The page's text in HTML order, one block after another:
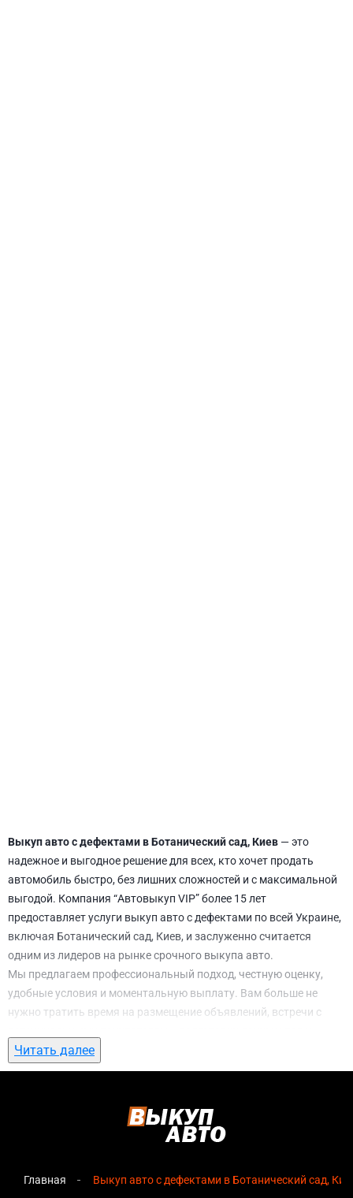
Выкуп авто с дефектами в Ботанический сад, Киев — это
надежное и выгодное решение для всех, кто хочет продать
автомобиль быстро, без лишних сложностей и с максимальной
выгодой. Компания “Автовыкуп VIP” более 15 лет
предоставляет услуги выкуп авто с дефектами по всей Украине,
включая Ботанический сад, Киев, и заслуженно считается
одним из лидеров на рынке срочного выкупа авто.
Мы предлагаем профессиональный подход, честную оценку,
удобные условия и моментальную выплату. Вам больше не
нужно тратить время на размещение объявлений, встречи с
ожидание. С нами вы можете
Ботанический сад, Киеввсего за 1 день.
авто с дефектами в Ботанический сад,
Мгновенная оценка— предварительная стоимость
Читать далее
Главная Выкуп авто с дефектами в Ботанический сад,